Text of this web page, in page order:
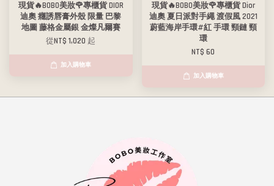
現貨🔥BOBO美妝🌹專櫃貨 DIOR
迪奧 癮誘唇膏外殼 限量 巴黎
地圖 藤格金屬銀 金燦凡爾賽
從NT$ 1,020 起
加入購物車
現貨🔥BOBO美妝🌹專櫃貨 Dior
迪奧 夏日派對手繩 渡假風 2021
蔚藍海岸手環#紅 手環 頸鏈 頸
環
NT$ 60
加入購物車